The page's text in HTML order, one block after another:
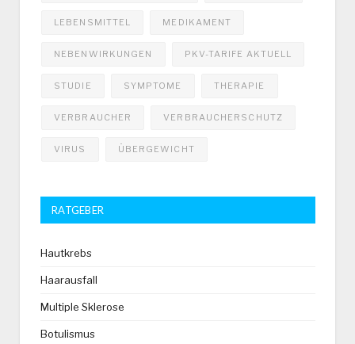
LEBENSMITTEL MEDIKAMENT
NEBENWIRKUNGEN PKV-TARIFE AKTUELL
STUDIE SYMPTOME THERAPIE
VERBRAUCHER VERBRAUCHERSCHUTZ
VIRUS ÜBERGEWICHT
RATGEBER
Hautkrebs
Haarausfall
Multiple Sklerose
Botulismus